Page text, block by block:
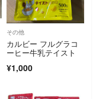
その他
カルビー フルグラコ
ーヒー牛乳テイスト
¥1,000